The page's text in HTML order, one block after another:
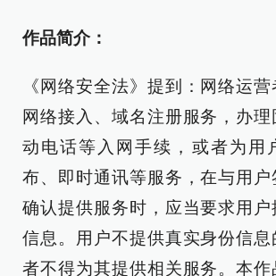
作品简介：
《网络安全法》提到：网络运
网络接入、域名注册服务，办
动电话等入网手续，或者为用
布、即时通讯等服务，在与用
确认提供服务时，应当要求用
信息。用户不提供真实身份信
者不得为其提供相关服务。本